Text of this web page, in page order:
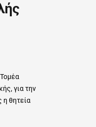
για την
η θητεία